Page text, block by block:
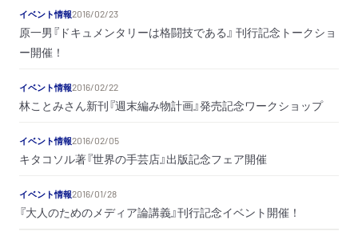
イベント情報2016/02/23
原一男『ドキュメンタリーは格闘技である』 刊行記念トークショ
ー開催！
イベント情報2016/02/22
林ことみさん新刊『週末編み物計画』発売記念ワークショップ
イベント情報2016/02/05
キタコソル著『世界の手芸店』出版記念フェア開催
イベント情報2016/01/28
『大人のためのメディア論講義』刊行記念イベント開催！